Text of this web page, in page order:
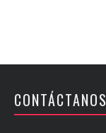
CONTÁCTANOS